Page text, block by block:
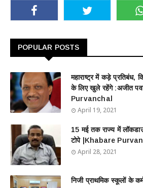
POPULAR POSTS
महाराष्ट्र में कड़े प्रतिबंध,
के लिए खुले रहेंगे :अजीत
Purvanchal
April 19, 2021
15 मई तक राज्य में
टोपे |Khabare
April 28, 2021
निजी प्राथमिक स्कूलों के